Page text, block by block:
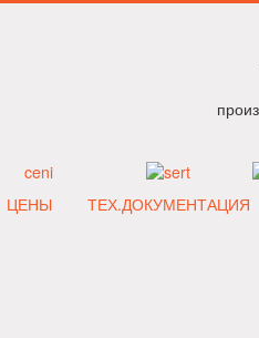
ЦЕНЫ ТЕХ.ДОКУМЕНТАЦИЯ